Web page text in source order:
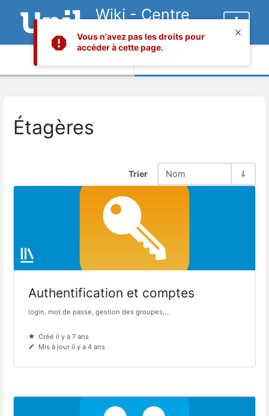
Vous n'avez pas les droits pour
accéder à cette page.
Wiki - Centre
informatique
Étagères
Trier Nom
Authentification et comptes
login, mot de passe, gestion des groupes,...
Créé il y a 7 ans
Mis à jour il y a 4 ans